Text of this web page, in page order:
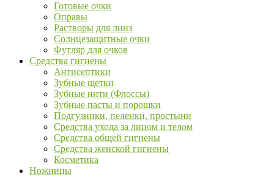
Готовые очки
Оправы
Растворы для линз
Солнцезащитные очки
Футляр для очков
Средства гигиены
Антисептики
Зубные щетки
Зубные нити (Флоссы)
Зубные пасты и порошки
Подгузники, пеленки, простыни
Средства ухода за лицом и телом
Средства общей гигиены
Средства женской гигиены
Косметика
Ножницы